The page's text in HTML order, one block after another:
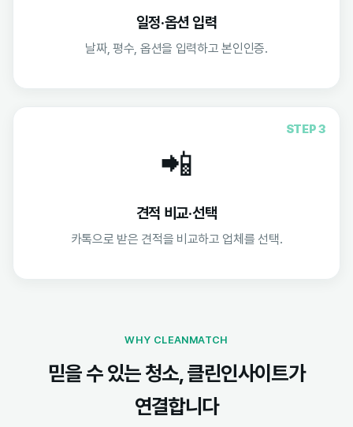
일정·옵션 입력
날짜, 평수, 옵션을 입력하고 본인인증.
STEP 3
📲
견적 비교·선택
카톡으로 받은 견적을 비교하고 업체를 선택.
WHY CLEANMATCH
믿을 수 있는 청소, 클린인사이트가
연결합니다